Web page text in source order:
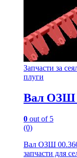
Запчасти за
плуги
Вал ОЗШ
0 out of 5
(0)
Вал ОЗШ
запчасти для